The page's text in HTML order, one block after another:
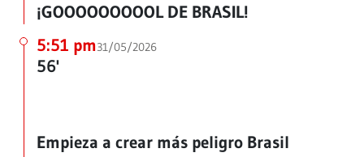
¡GOOOOOOOOOL DE BRASIL!
5:51 pm31/05/2026
56'
Empieza a crear más peligro Brasil